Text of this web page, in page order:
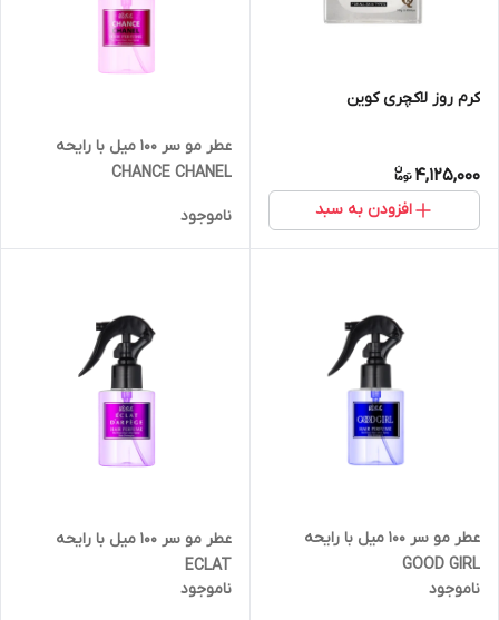
کرم روز لاکچری کوین
4,125,000
افزودن به سبد
عطر مو سر ۱۰۰ میل با رایحه
CHANCE CHANEL
ناموجود
عطر مو سر ۱۰۰ میل با رایحه
GOOD GIRL
ناموجود
عطر مو سر ۱۰۰ میل با رایحه
ECLAT
ناموجود